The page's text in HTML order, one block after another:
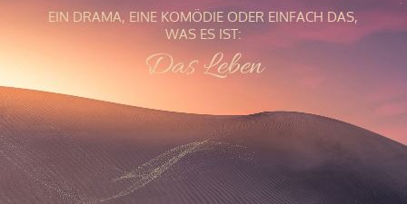
EIN DRAMA, EINE KOMÖDIE ODER EINFACH DAS,
WAS ES IST:
Das Leben